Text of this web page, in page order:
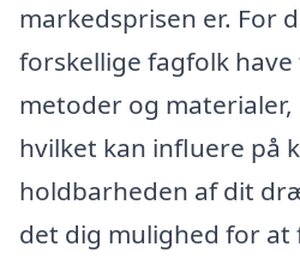
markedsprisen er. For
forskellige fagfolk
metoder og materialer,
hvilket kan influere på
holdbarheden af dit
det dig mulighed for at